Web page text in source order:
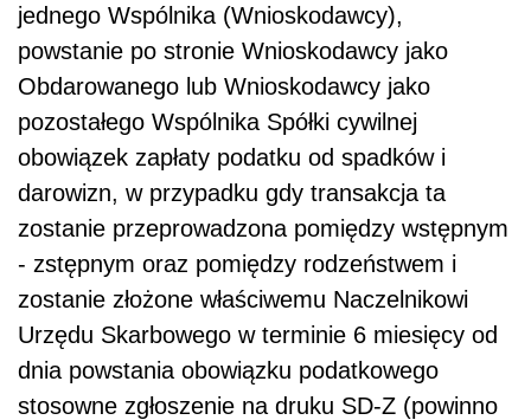
jednego Wspólnika (Wnioskodawcy),
powstanie po stronie Wnioskodawcy jako
Obdarowanego lub Wnioskodawcy jako
pozostałego Wspólnika Spółki cywilnej
obowiązek zapłaty podatku od spadków i
darowizn, w przypadku gdy transakcja ta
zostanie przeprowadzona pomiędzy wstępnym
- zstępnym oraz pomiędzy rodzeństwem i
zostanie złożone właściwemu Naczelnikowi
Urzędu Skarbowego w terminie 6 miesięcy od
dnia powstania obowiązku podatkowego
stosowne zgłoszenie na druku SD-Z (powinno